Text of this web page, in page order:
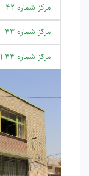
مرکز شماره 42
مرکز شماره 43
مرکز شماره 44 (علوم)